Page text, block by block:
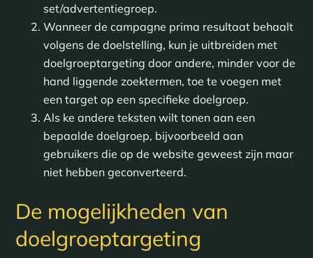
set/advertentiegroep.
Wanneer de campagne prima resultaat behaalt
volgens de doelstelling, kun je uitbreiden met
doelgroeptargeting door andere, minder voor de
hand liggende zoektermen, toe te voegen met
een target op een specifieke doelgroep.
Als ke andere teksten wilt tonen aan een
bepaalde doelgroep, bijvoorbeeld aan
gebruikers die op de website geweest zijn maar
niet hebben geconverteerd.
De mogelijkheden van
doelgroeptargeting